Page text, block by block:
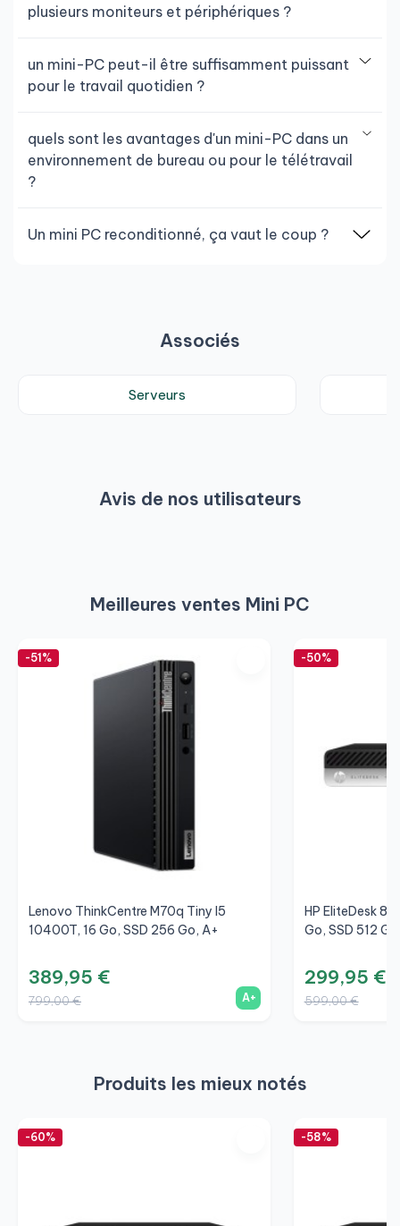
plusieurs moniteurs et périphériques ?
un mini-PC peut-il être suffisamment puissant
pour le travail quotidien ?
quels sont les avantages d'un mini-PC dans un
environnement de bureau ou pour le télétravail
?
Un mini PC reconditionné, ça vaut le coup ?
Associés
Serveurs
Avis de nos utilisateurs
Meilleures ventes Mini PC
-51%
Lenovo ThinkCentre M70q Tiny I5
10400T, 16 Go, SSD 256 Go, A+
389,95 €
799,00 € A+
-50%
HP EliteDesk
Go, SSD 512
299,95 €
599,00 €
Produits les mieux notés
-60% -58%